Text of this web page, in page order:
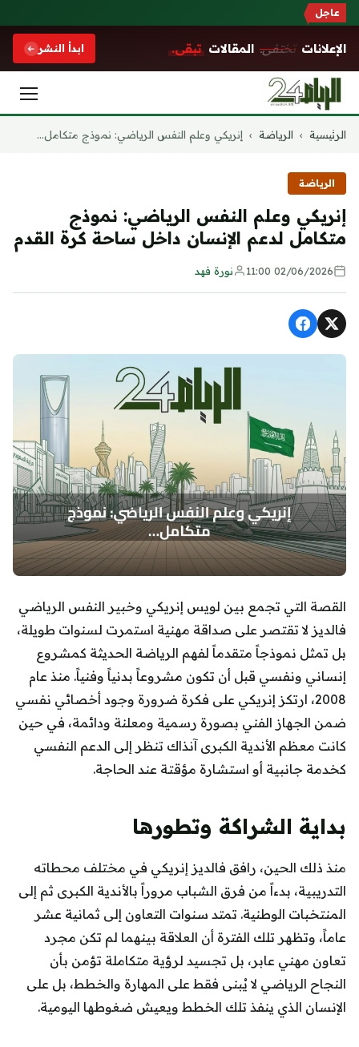
عاجل
الإعلانات تختفي. المقالات تبقى. ابدأ النشر
التجاوز
الرئيسية › الرياضة › إنريكي وعلم النفس الرياضي: نموذج متكامل...
الرياضة
إنريكي وعلم النفس الرياضي: نموذج
متكامل لدعم الإنسان داخل ساحة كرة القدم
02/06/2026 11:00 نورة فهد
القصة التي تجمع بين لويس إنريكي وخبير النفس الرياضي
فالديز لا تقتصر على صداقة مهنية استمرت لسنوات طويلة،
بل تمثل نموذجاً متقدماً لفهم الرياضة الحديثة كمشروع
إنساني ونفسي قبل أن تكون مشروعاً بدنياً وفنياً. منذ عام
2008، ارتكز إنريكي على فكرة ضرورة وجود أخصائي نفسي
ضمن الجهاز الفني بصورة رسمية ومعلنة ودائمة، في حين
كانت معظم الأندية الكبرى آنذاك تنظر إلى الدعم النفسي
كخدمة جانبية أو استشارة مؤقتة عند الحاجة.
بداية الشراكة وتطورها
منذ ذلك الحين، رافق فالديز إنريكي في مختلف محطاته
التدريبية، بدءاً من فرق الشباب مروراً بالأندية الكبرى ثم إلى
المنتخبات الوطنية. تمتد سنوات التعاون إلى ثمانية عشر
عاماً، وتظهر تلك الفترة أن العلاقة بينهما لم تكن مجرد
تعاون مهني عابر، بل تجسيد لرؤية متكاملة تؤمن بأن
النجاح الرياضي لا يُبنى فقط على المهارة والخطط، بل على
الإنسان الذي ينفذ تلك الخطط ويعيش ضغوطها اليومية.